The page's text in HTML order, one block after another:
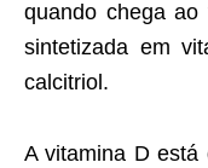
quando chega
sintetizada em
calcitriol.
A vitamina D